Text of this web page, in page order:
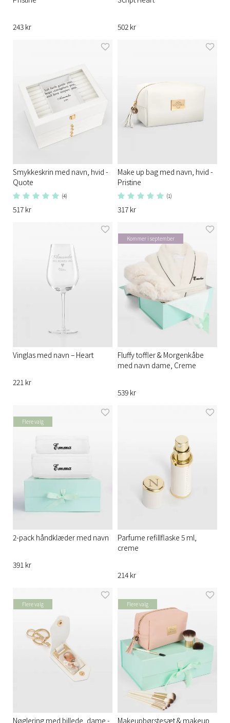
243 kr 502 kr
Smykkeskrin med navn, hvid -
Quote
(4)
517 kr
Make up bag med navn, hvid -
Pristine
(1)
317 kr
Vinglas med navn – Heart
221 kr
Kommer i september
Fluffy toffler & Morgenkåbe
med navn dame, Creme
539 kr
Flere valg
2-pack håndklæder med navn
391 kr
Parfume refillflaske 5 ml,
creme
214 kr
Flere valg
Nøglering med billede, dame -
Flere valg
Makeupbørstesæt & makeup